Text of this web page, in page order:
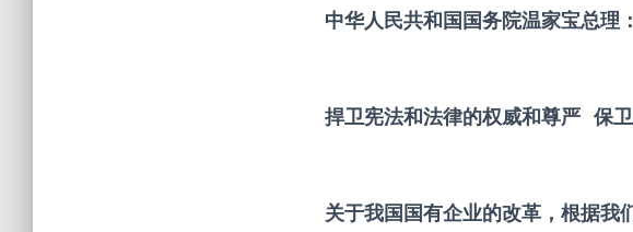
中华人民共和国国务院温家宝总理
捍卫宪法和法律的权威和尊严 保
关于我国国有企业的改革，根据我